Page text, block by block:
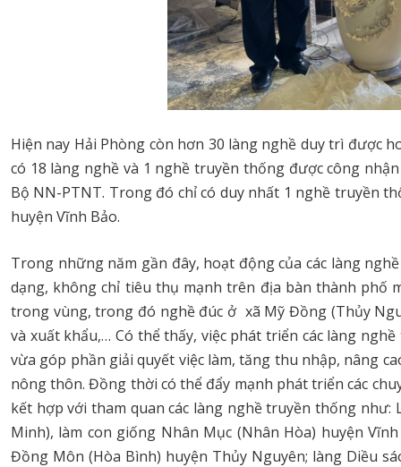
Hiện nay Hải Phòng còn hơn 30 làng nghề duy trì được
có 18 làng nghề và 1 nghề truyền thống được công
Bộ NN-PTNT. Trong đó chỉ có duy nhất 1 nghề truyền
huyện Vĩnh Bảo.
Trong những năm gần đây, hoạt động của các làng
dạng, không chỉ tiêu thụ mạnh trên địa bàn thành
trong vùng, trong đó nghề đúc ở xã Mỹ Đồng (Thủy
và xuất khẩu,… Có thể thấy, việc phát triển các làng
vừa góp phần giải quyết việc làm, tăng thu nhập, nâng
nông thôn. Đồng thời có thể đẩy mạnh phát triển các
kết hợp với tham quan các làng nghề truyền thống
Minh), làm con giống Nhân Mục (Nhân Hòa) huyện
Đồng Môn (Hòa Bình) huyện Thủy Nguyên; làng Diều